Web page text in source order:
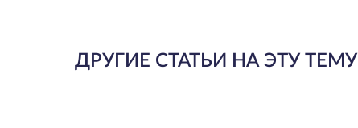
ДРУГИЕ СТАТЬИ НА ЭТУ ТЕМУ